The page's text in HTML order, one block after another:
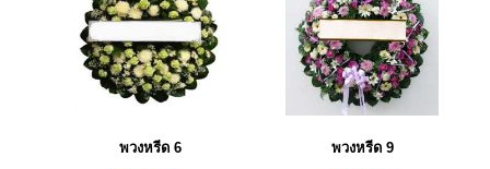
พวงหรีด 6 พวงหรีด 9